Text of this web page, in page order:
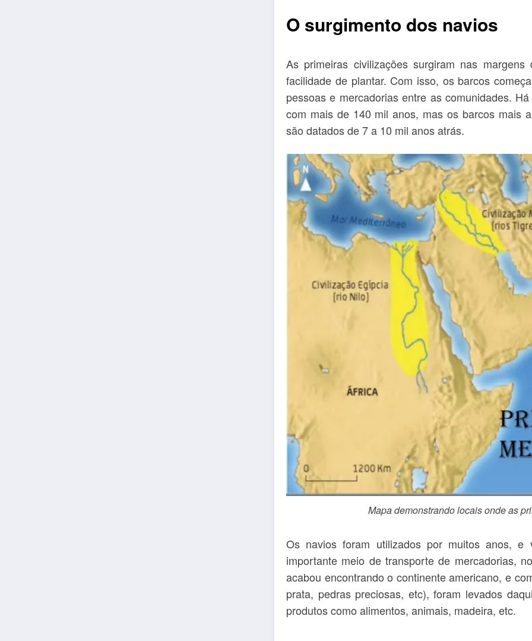
O surgimento dos navios
As primeiras civilizações surgiram nas
facilidade de plantar. Com isso, os barcos
pessoas e mercadorias entre as comunidades.
com mais de 140 mil anos, mas os barcos mais
são datados de 7 a 10 mil anos atrás.
Mapa demonstrando locais onde as
Os navios foram utilizados por muitos anos,
importante meio de transporte de mercadorias,
acabou encontrando o continente americano, e
prata, pedras preciosas, etc), foram levados
produtos como alimentos, animais, madeira, etc.